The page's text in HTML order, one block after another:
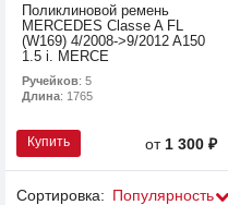
Поликлиновой ремень
MERCEDES Classe A FL
(W169) 4/2008->9/2012 A150
1.5 i. MERCE
Ручейков: 5
Длина: 1765
Купить от1 300 ₽
Сортировка: Популярность